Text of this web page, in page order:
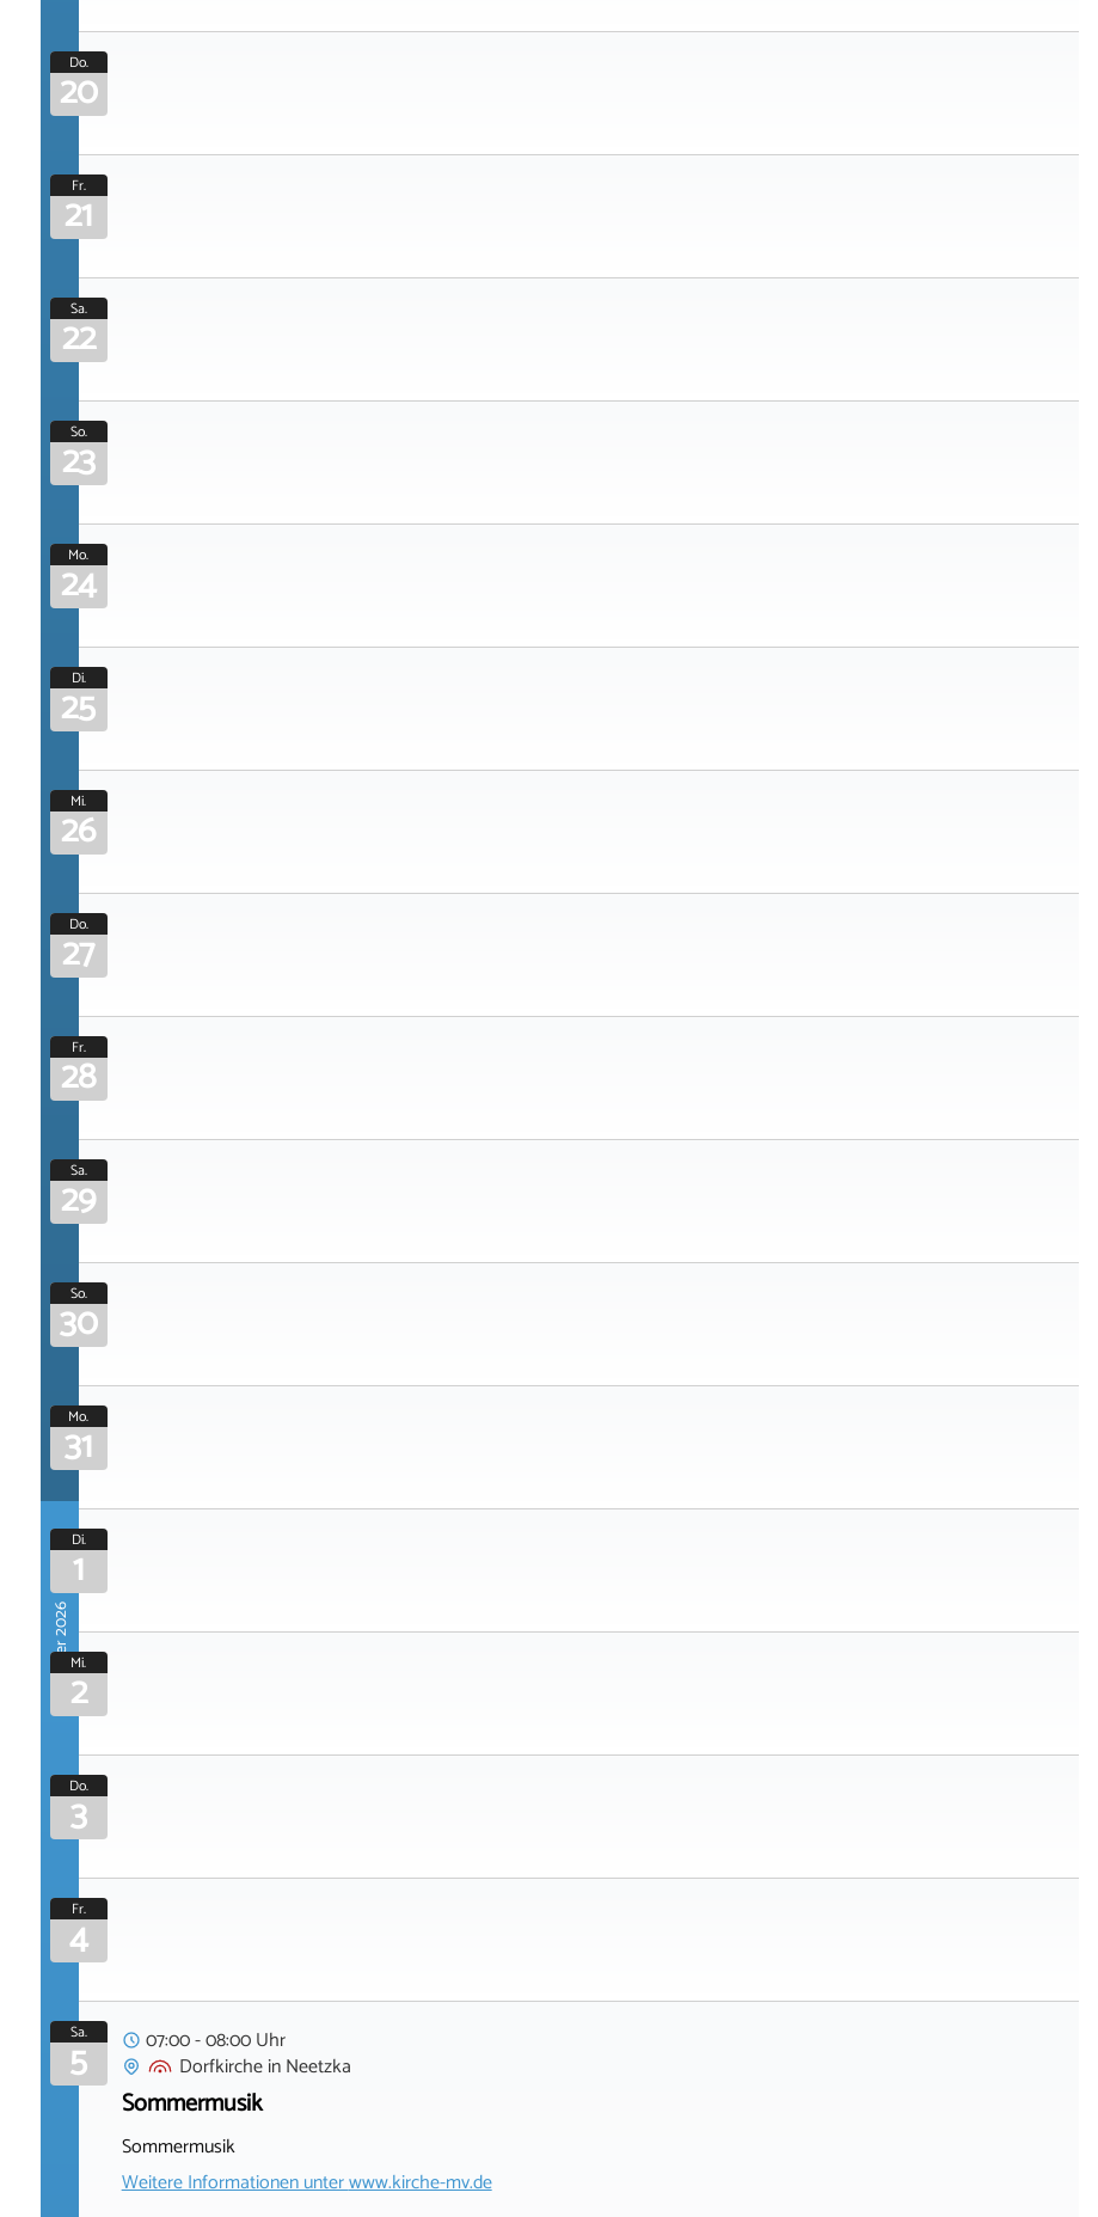
Do.
20
Fr.
21
Sa.
22
So.
23
Mo.
24
Di.
25
Mi.
26
Do.
27
Fr.
28
Sa.
29
So.
30
Mo.
31
September 2026
Di.
1
Mi.
2
Do.
3
Fr.
4
Sa.
5
07:00 - 08:00 Uhr
DorfkircheinNeetzka
Sommermusik
Sommermusik
Weitere Informationen unterwww.kirche-mv.de